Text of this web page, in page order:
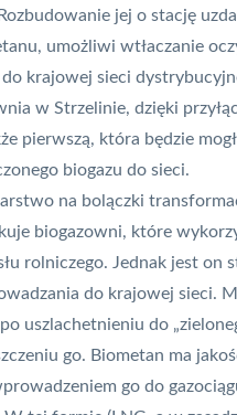
jej o stację
umożliwi wtłaczanie
do krajowej sieci
w Strzelinie, dzięki
pierwszą, która będzie
biogazu do sieci.
na bolączki
biogazowni, które
rolniczego. Jednak jest on
do krajowej sieci.
uszlachetnieniu do
go. Biometan ma
go do